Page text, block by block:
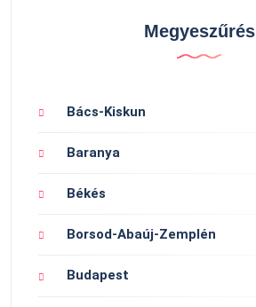
Megyeszűrés
Bács-Kiskun
Baranya
Békés
Borsod-Abaúj-Zemplén
Budapest